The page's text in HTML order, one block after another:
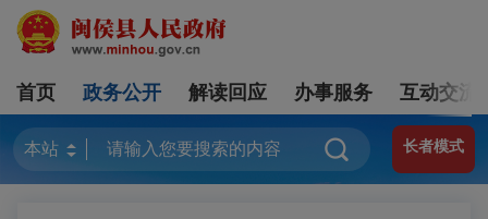
首页 政务公开 解读回应 办事服务 互动交流
长者模式